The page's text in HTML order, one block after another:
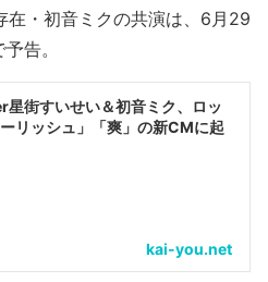
在・初音ミクの共演は、6月29
告。
星街すいせい＆初音ミク、ロッ
リッシュ」「爽」の新CMに起
kai-you.net